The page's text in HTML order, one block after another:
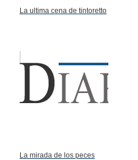
La ultima cena de tintoretto
La mirada de los peces